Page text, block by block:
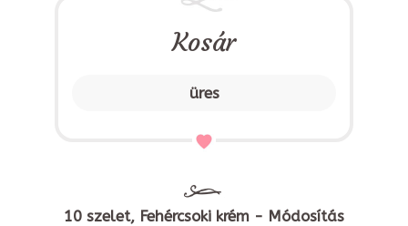
Kosár
üres
10 szelet, Fehércsoki krém - Módosítás